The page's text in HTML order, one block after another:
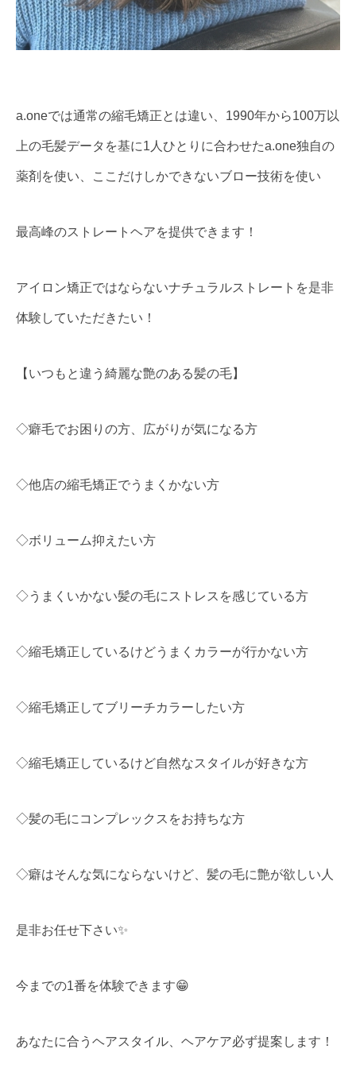
a.oneでは通常の縮毛矯正とは違い、1990年から100万以
上の毛髪データを基に1人ひとりに合わせたa.one独自の
薬剤を使い、ここだけしかできないブロー技術を使い
最高峰のストレートヘアを提供できます！
アイロン矯正ではならないナチュラルストレートを是非
体験していただきたい！
【いつもと違う綺麗な艶のある髪の毛】
◇癖毛でお困りの方、広がりが気になる方
◇他店の縮毛矯正でうまくかない方
◇ボリューム抑えたい方
◇うまくいかない髪の毛にストレスを感じている方
◇縮毛矯正しているけどうまくカラーが行かない方
◇縮毛矯正してブリーチカラーしたい方
◇縮毛矯正しているけど自然なスタイルが好きな方
◇髪の毛にコンプレックスをお持ちな方
◇癖はそんな気にならないけど、髪の毛に艶が欲しい人
是非お任せ下さい✨
今までの1番を体験できます😁
あなたに合うヘアスタイル、ヘアケア必ず提案します！